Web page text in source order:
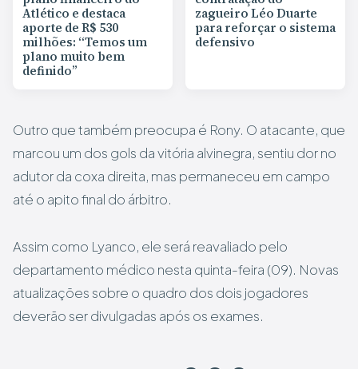
Atlético e destaca
aporte de R$ 530
milhões: “Temos um
plano muito bem
definido”
zagueiro Léo Duarte
para reforçar o sistema
defensivo
Outro que também preocupa é Rony. O atacante, que
marcou um dos gols da vitória alvinegra, sentiu dor no
adutor da coxa direita, mas permaneceu em campo
até o apito final do árbitro.
Assim como Lyanco, ele será reavaliado pelo
departamento médico nesta quinta-feira (09). Novas
atualizações sobre o quadro dos dois jogadores
deverão ser divulgadas após os exames.